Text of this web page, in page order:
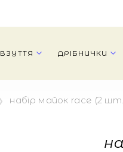
ВЗУТТЯ ДРІБНИЧКИ
набір майок race (2